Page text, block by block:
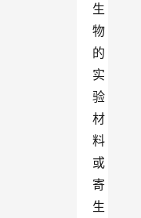
生
物
的
实
验
材
料
或
寄
生